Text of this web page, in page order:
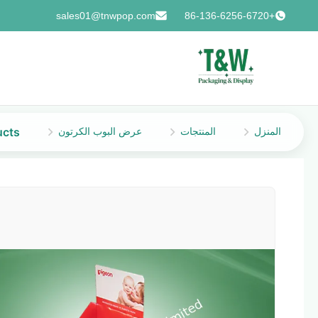
+86-136-6256-6720
sales01@tnwpop.com
المنزل المنتجات عرض البوب الكرتون